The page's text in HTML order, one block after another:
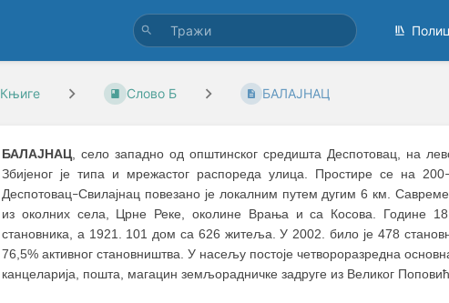
Књиге Слово Б БАЛАЈНАЦ
БАЛАЈНАЦ, село западно од општинског средишта Деспотовац, на
Збијеног је типа и мрежастог распореда улица. Простире се на 200
Деспотовац–Свилајнац повезано је локалним путем дугим 6 км.
из околних села, Црне Реке, околине Врања и са Косова. Године
становника, а 1921. 101 дом са 626 житеља. У 2002. било је 478
76,5% активног становништва. У насељу постоје четвороразредна
канцеларија, пошта, магацин земљорадничке задруге из Великог